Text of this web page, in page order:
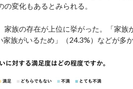
変化もあるとみられる。
族の存在が上位に挙がった。「家族
族がいるため」（24.3%）などが多か